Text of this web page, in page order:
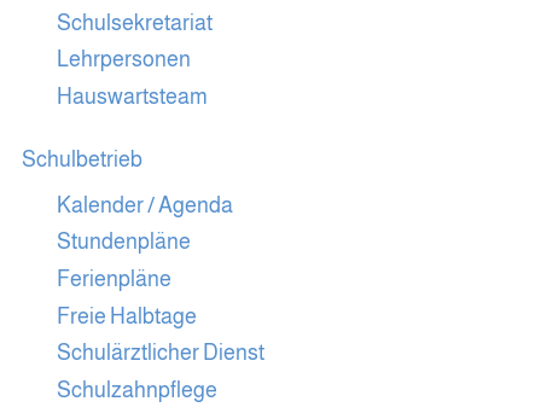
Schulsekretariat
Lehrpersonen
Hauswartsteam
Schulbetrieb
Kalender / Agenda
Stundenpläne
Ferienpläne
Freie Halbtage
Schulärztlicher Dienst
Schulzahnpflege